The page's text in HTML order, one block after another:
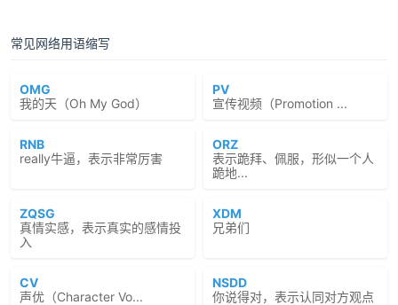
常见网络用语缩写
OMG
我的天（Oh My God）
PV
宣传视频（Promotion ...
RNB
really牛逼，表示非常厉害
ORZ
表示跪拜、佩服，形似一个人
跪地...
ZQSG
真情实感，表示真实的感情投
入
XDM
兄弟们
CV
声优（Character Vo...
NSDD
你说得对，表示认同对方观点